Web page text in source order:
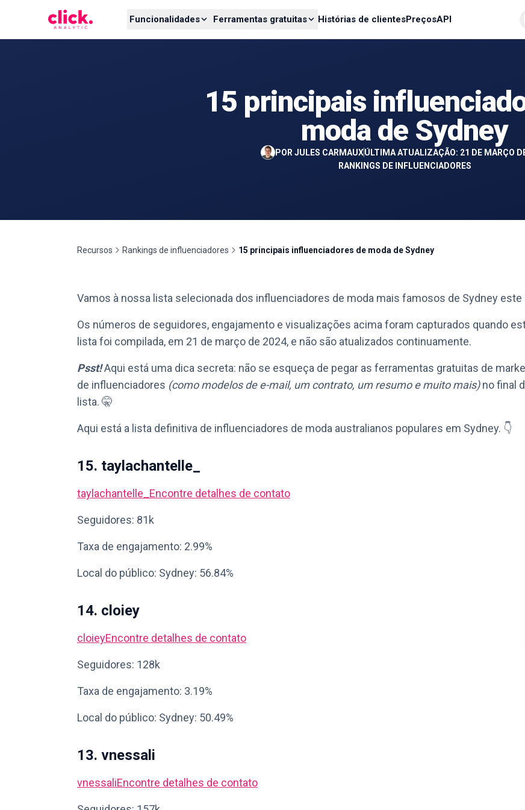
Funcionalidades Ferramentas gratuitas Histórias de clientesPreçosAPI
15 principais
moda de Sydney
POR JULES CARMAUXÚLTIMA ATUALIZAÇÃO: 21 DE MARÇO
RANKINGS DE INFLUENCIADORES
Recursos Rankings de influenciadores 15 principais influenciadores de moda de Sydney
Vamos à nossa lista selecionada dos influenciadores de moda mais famosos de Sydney este
Os números de seguidores, engajamento e visualizações acima foram capturados quando
lista foi compilada, em 21 de março de 2024, e não são atualizados continuamente.
Psst!Aqui está uma dica secreta: não se esqueça de pegar as ferramentas gratuitas de
de influenciadores (como modelos de e-mail, um contrato, um resumo e muito mais)no final
lista. 🤫
Aqui está a lista definitiva de influenciadores de moda australianos populares em Sydney. 👇
15. taylachantelle_
taylachantelle_ Encontre detalhes de contato
Seguidores: 81k
Taxa de engajamento: 2.99%
Local do público: Sydney: 56.84%
14. cloiey
cloieyEncontre detalhes de contato
Seguidores: 128k
Taxa de engajamento: 3.19%
Local do público: Sydney: 50.49%
13. vnessali
vnessaliEncontre detalhes de contato